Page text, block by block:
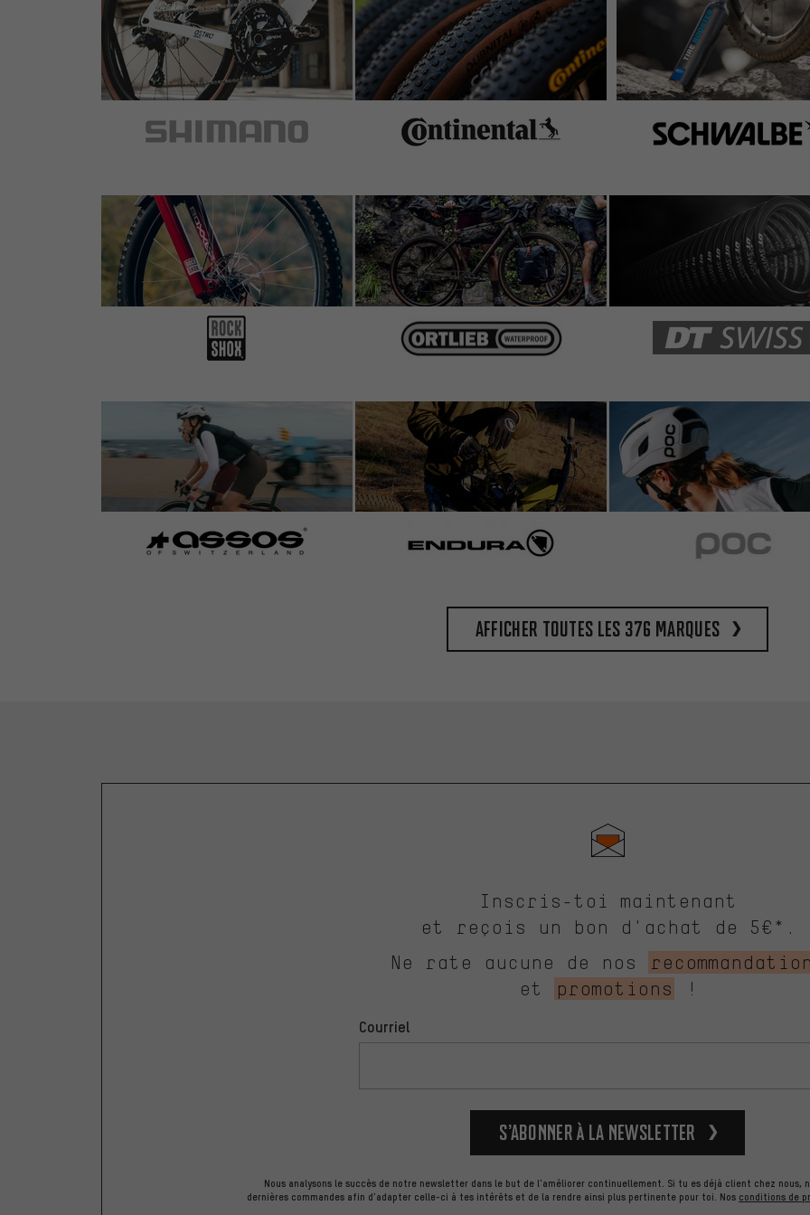
Afficher toutes les 376 marques
Inscris-toi maintenant
et reçois un bon d'achat de 5€*.
Ne rate aucune de nos
et
promotions !
Courriel
S’abonner à la newsletter
Nous analysons le succès de notre newsletter dans le but de l'améliorer continuellement. Si tu es déjà client chez nous,
dernières commandes afin d'adapter celle-ci à tes intérêts et de la rendre ainsi plus pertinente pour toi. Nos conditions de